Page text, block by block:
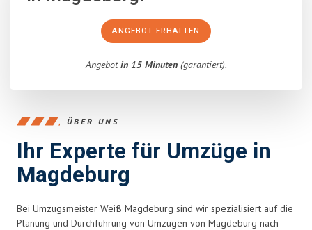
ANGEBOT ERHALTEN
Angebotin 15 Minuten(garantiert).
ÜBER UNS
Ihr Experte für Umzüge in
Magdeburg
Bei Umzugsmeister Weiß Magdeburg sind wir spezialisiert auf die
Planung und Durchführung von Umzügen von Magdeburg nach